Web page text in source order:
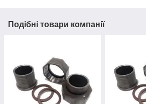
Подібні товари компанії